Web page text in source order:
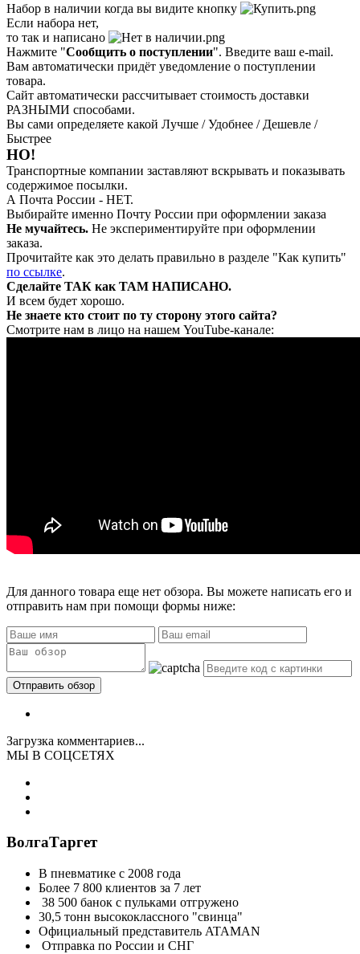
Набор в наличии когда вы видите кнопку
Если набора нет,
то так и написано
Нажмите "Сообщить о поступлении". Введите ваш e-mail.
Вам автоматически придёт уведомление о поступлении
товара.
Сайт автоматически рассчитывает стоимость доставки
РАЗНЫМИ способами.
Вы сами определяете какой Лучше / Удобнее / Дешевле /
Быстрее
НО!
Транспортные компании заставляют вскрывать и показывать
содержимое посылки.
А Почта России - НЕТ.
Выбирайте именно Почту России при оформлении заказа
Не мучайтесь. Не экспериментируйте при оформлении
заказа.
Прочитайте как это делать правильно в разделе "Как купить"
по ссылке.
Сделайте ТАК как ТАМ НАПИСАНО.
И всем будет хорошо.
Не знаете кто стоит по ту сторону этого сайта?
Смотрите нам в лицо на нашем YouTube-канале:
Для данного товара еще нет обзора. Вы можете написать его и
отправить нам при помощи формы ниже:
Загрузка комментариев...
МЫ В СОЦСЕТЯХ
ВолгаТаргет
В пневматике с 2008 года
Более 7 800 клиентов за 7 лет
38 500 банок с пульками отгружено
30,5 тонн высококлассного "свинца"
Официальный представитель ATAMAN
Отправка по России и СНГ